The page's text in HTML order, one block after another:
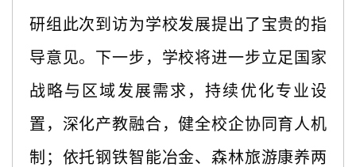
研组此次到访为学校发展提出了宝贵的指
导意见。下一步，学校将进一步立足国家
战略与区域发展需求，持续优化专业设
置，深化产教融合，健全校企协同育人机
制；依托钢铁智能冶金、森林旅游康养两